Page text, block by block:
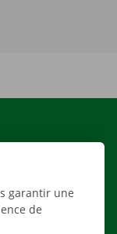
garantir une
de